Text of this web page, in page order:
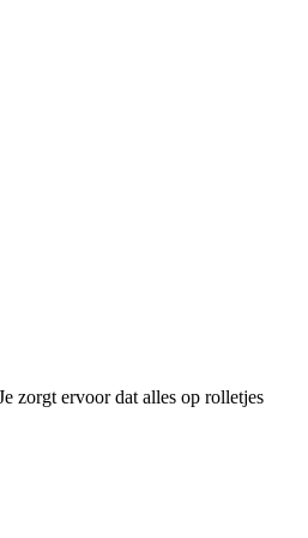
zorgt ervoor dat alles op rolletjes